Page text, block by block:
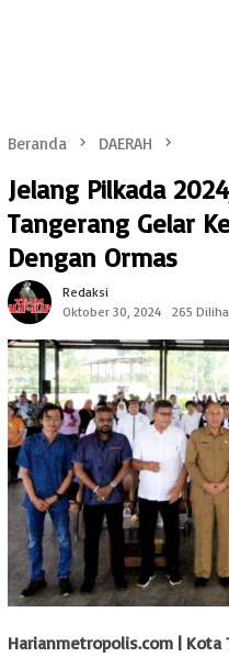
Beranda DAERAH
Jelang Pilkada
Tangerang Gelar
Dengan Ormas
Redaksi
Oktober 30, 2024
265
Harianmetropolis.com | Kota